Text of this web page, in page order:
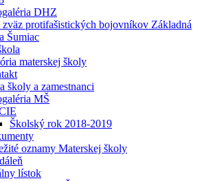
DHZ
zväz protifašistických bojovníkov Základná
Šumiac
materskej školy
školy a zamestnanci
MŠ
Školský rok 2018-2019
oznamy Materskej školy
lístok